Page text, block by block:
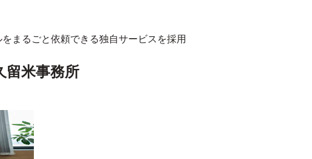
まるごと依頼できる独自サービスを採用
留米事務所